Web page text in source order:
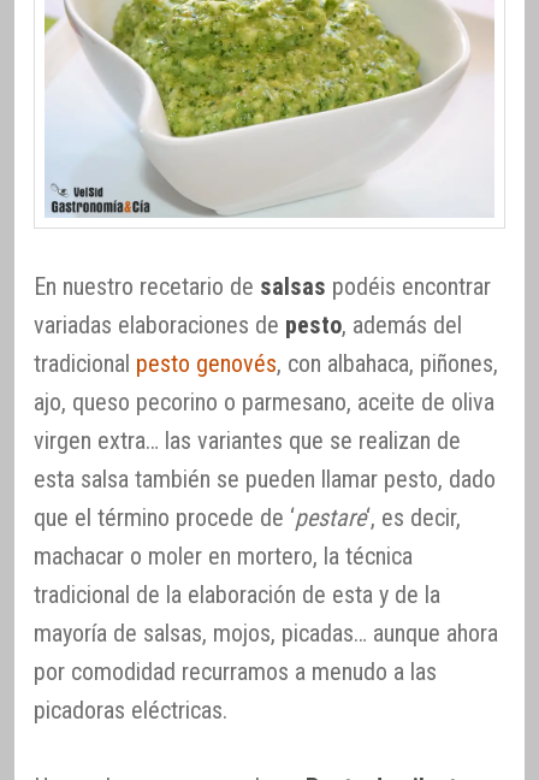
En nuestro recetario de salsas podéis encontrar
variadas elaboraciones de pesto, además del
tradicional pesto genovés, con albahaca, piñones,
ajo, queso pecorino o parmesano, aceite de oliva
virgen extra… las variantes que se realizan de
esta salsa también se pueden llamar pesto, dado
que el término procede de ‘pestare‘, es decir,
machacar o moler en mortero, la técnica
tradicional de la elaboración de esta y de la
mayoría de salsas, mojos, picadas… aunque ahora
por comodidad recurramos a menudo a las
picadoras eléctricas.